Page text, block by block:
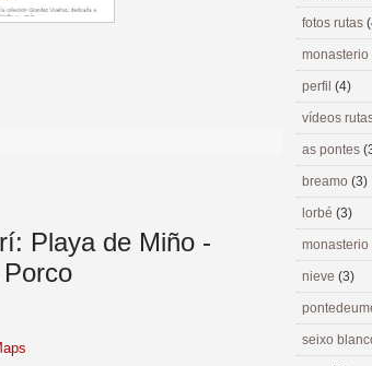
Playa de Miño -
fotos rutas
perfil (4)
vídeos
as pontes
breamo (3)
lorbé (3)
nieve (3)
seixo